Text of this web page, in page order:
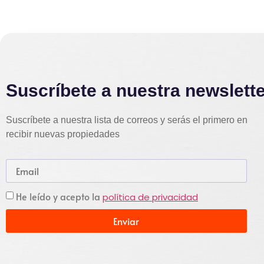
Suscríbete a nuestra
Suscríbete a nuestra lista de correos y serás el primero en
recibir nuevas propiedades
He leído y acepto la política de privacidad
Enviar